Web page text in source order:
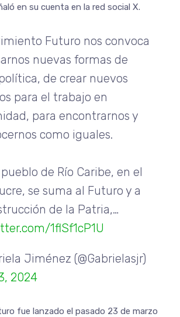
en su cuenta en la red social X.
Futuro nos convoca
nuevas formas de
de crear nuevos
para el trabajo en
para encontrarnos y
como iguales.
de Río Caribe, en el
se suma al Futuro y a
de la Patria,…
1flSf1cP1U
Jiménez (@Gabrielasjr)
2024
fue lanzado el pasado 23 de marzo